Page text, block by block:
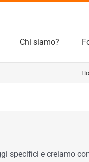
Chi siamo?
specifici e creiamo